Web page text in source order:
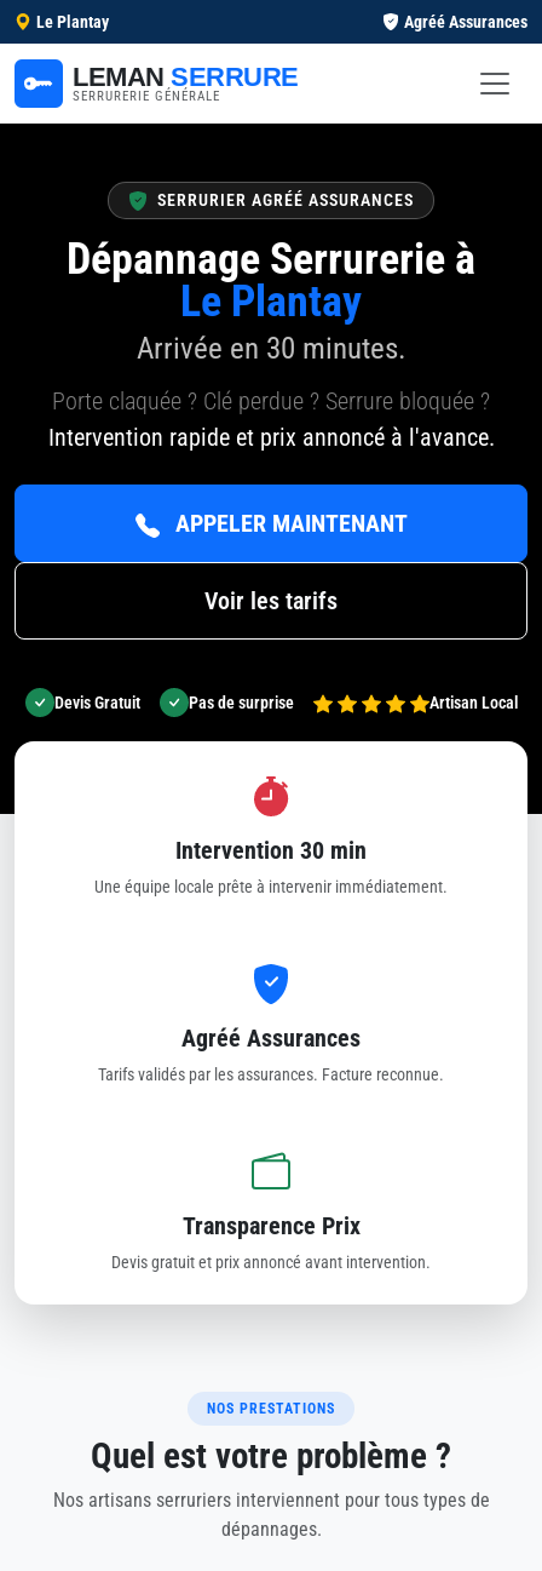
Le Plantay Agréé Assurances
LEMAN SERRURE
SERRURERIE GÉNÉRALE
SERRURIER AGRÉÉ ASSURANCES
Dépannage Serrurerie à
Le Plantay
Arrivée en 30 minutes.
Porte claquée ? Clé perdue ? Serrure bloquée ?
Intervention rapide et prix annoncé à l'avance.
APPELER MAINTENANT
Voir les tarifs
Devis Gratuit Pas de surprise Artisan Local
Intervention 30 min
Une équipe locale prête à intervenir immédiatement.
Agréé Assurances
Tarifs validés par les assurances. Facture reconnue.
Transparence Prix
Devis gratuit et prix annoncé avant intervention.
NOS PRESTATIONS
Quel est votre problème ?
Nos artisans serruriers interviennent pour tous types de
dépannages.